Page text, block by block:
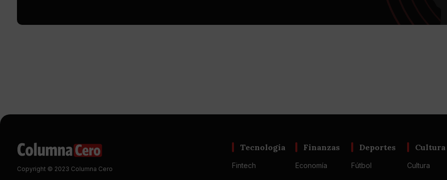
Copyright © 2023 Columna Cero
Tecnología
Fintech
Finanzas
Economía
Deportes
Fútbol
Cultura
Cultura